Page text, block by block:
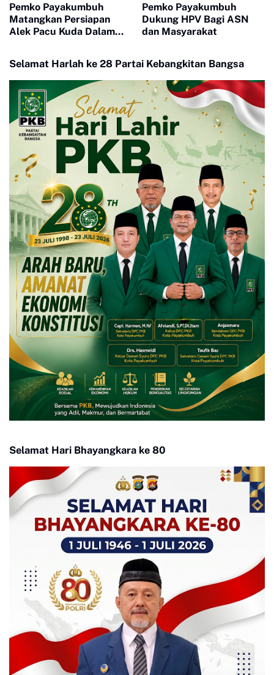
Pemko Payakumbuh
Matangkan Persiapan
Alek Pacu Kuda Dalam
Pemko Payakumbuh
Dukung HPV Bagi ASN
dan Masyarakat
Selamat Harlah ke 28 Partai Kebangkitan Bangsa
Selamat Hari Bhayangkara ke 80